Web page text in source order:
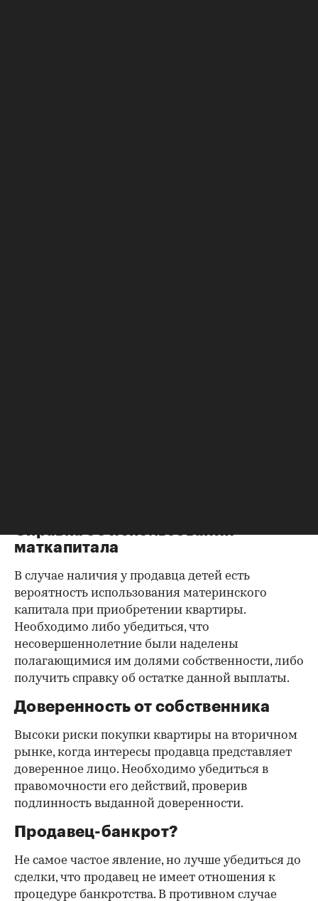
маткапитала
В случае наличия у продавца детей есть
вероятность использования материнского
капитала при приобретении квартиры.
Необходимо либо убедиться, что
несовершеннолетние были наделены
полагающимися им долями собственности, либо
получить справку об остатке данной выплаты.
Доверенность от собственника
Высоки риски покупки квартиры на вторичном
рынке, когда интересы продавца представляет
доверенное лицо. Необходимо убедиться в
правомочности его действий, проверив
подлинность выданной доверенности.
Продавец-банкрот?
Не самое частое явление, но лучше убедиться до
сделки, что продавец не имеет отношения к
процедуре банкротства. В противном случае